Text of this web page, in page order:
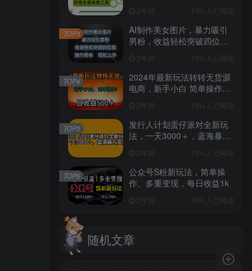
2年前 1W+人已阅读
AI制作美女图片，暴力吸引
男粉，收益轻松突破四位
2年前 1W+人已阅读
TOP3
2024年最新玩法转转无货源
电商，新手小白 简单操作，
2年前 1W+人已阅读
TOP4
发行人计划蛋仔派对全新玩
法，一天3000＋，蓝海暴力
2年前 1W+人已阅读
TOP5
公众号S粉新玩法，简单操
作、多重变现，每日收益1k
2年前 1W+人已阅读
TOP6
随机文章